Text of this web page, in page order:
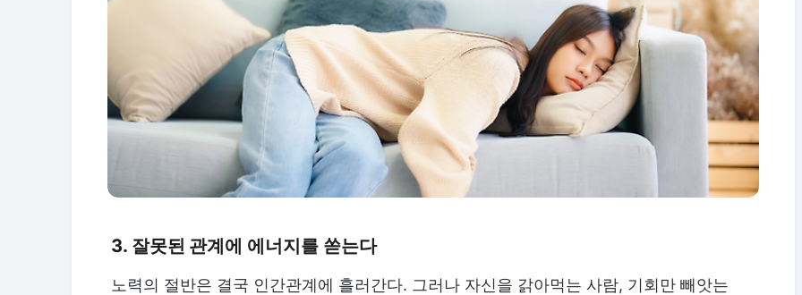
3. 잘못된 관계에 에너지를 쏟는다
노력의 절반은 결국 인간관계에 흘러간다. 그러나 자신을 갉아먹는 사람, 기회만 빼앗는